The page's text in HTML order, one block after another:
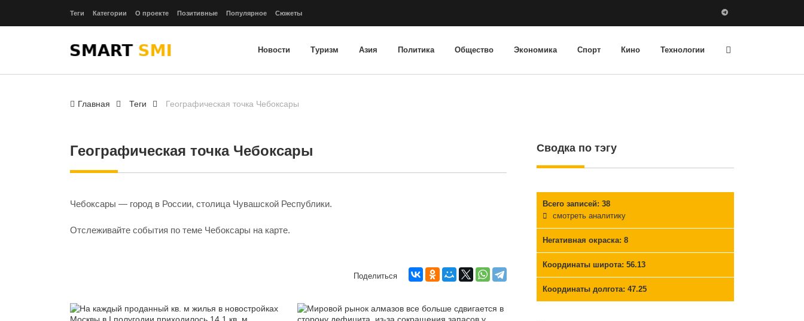
Теги Категории О проекте Позитивные Популярное Сюжеты
Новости Туризм Азия Политика Общество Экономика Спорт Кино Технологии
Главная Теги Географическая точка Чебоксары
Географическая точка Чебоксары
Чебоксары — город в России, столица Чувашской Республики.
Отслеживайте события по теме Чебоксары на карте.
Поделиться
Сводка по тэгу
Всего записей: 38
смотреть аналитику
Негативная окраска: 8
Координаты широта: 56.13
Координаты долгота: 47.25